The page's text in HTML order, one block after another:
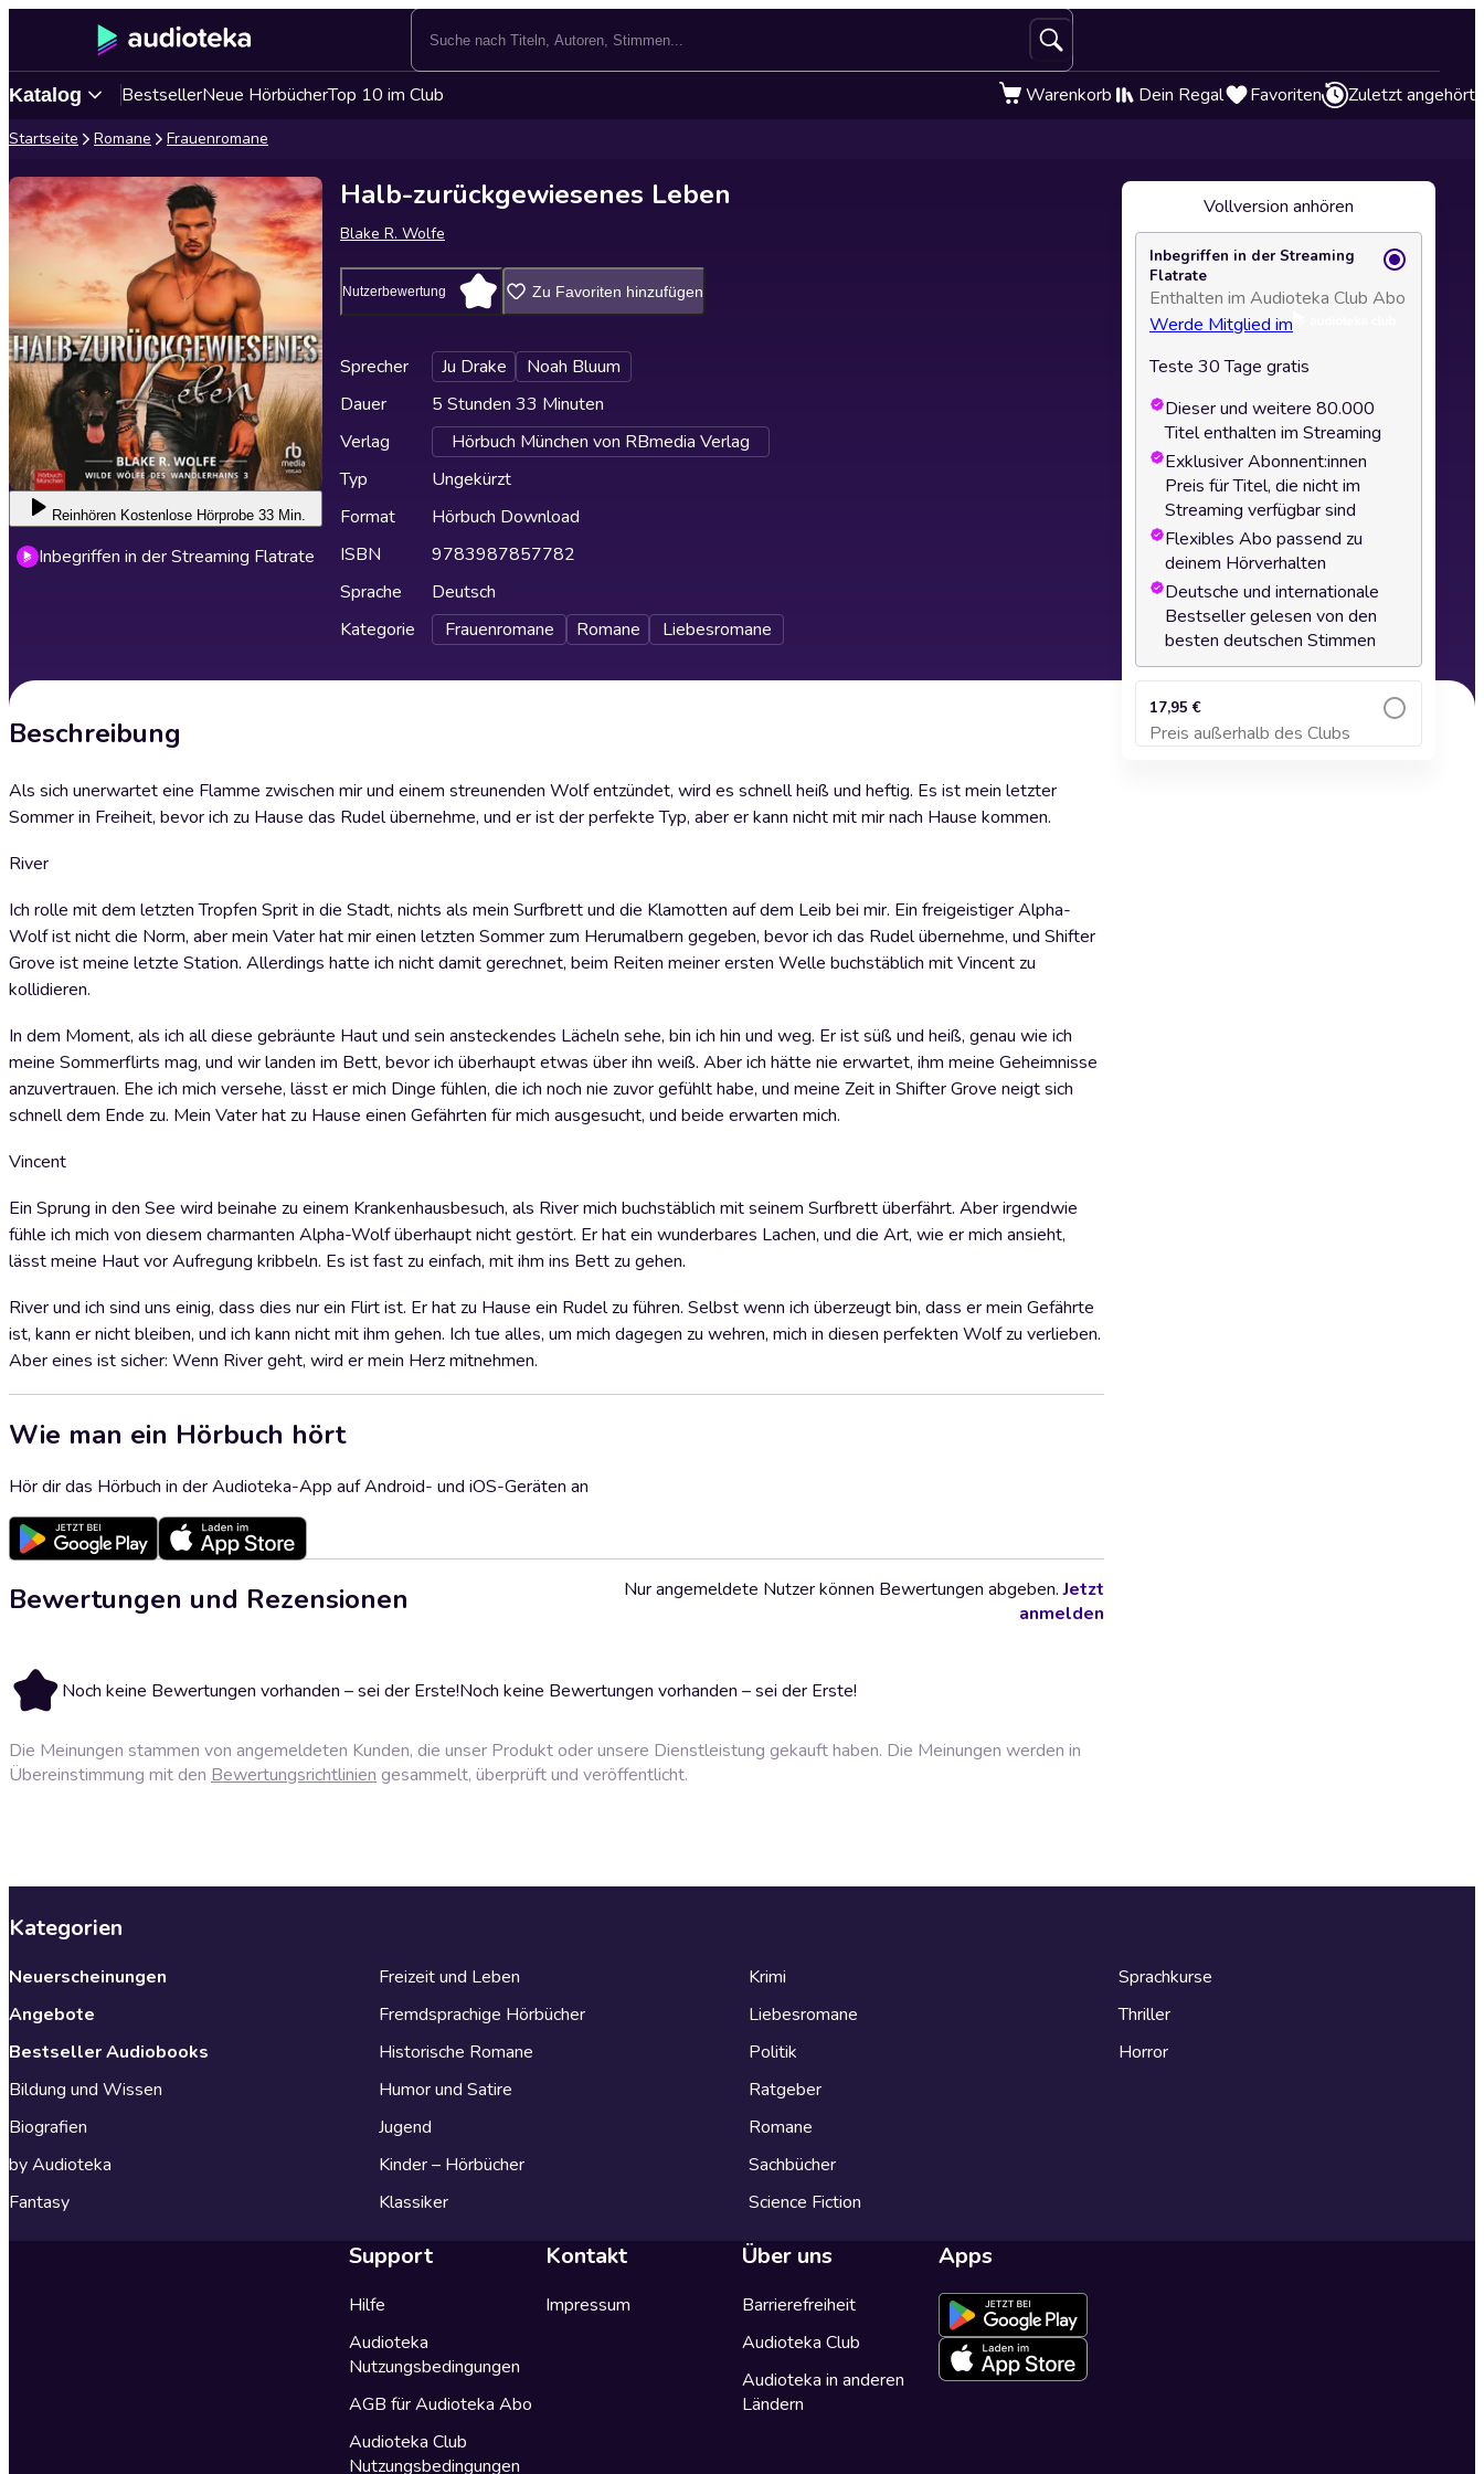
Katalog BestsellerNeue HörbücherTop 10 im Club Warenkorb Dein Regal Favoriten Zuletzt angehört
Startseite Romane Frauenromane
Reinhören Kostenlose Hörprobe 33 Min.
Inbegriffen in der Streaming Flatrate
Halb-zurückgewiesenes Leben
Blake R. Wolfe
Nutzerbewertung Zu Favoriten hinzufügen
Sprecher Ju Drake
Noah Bluum
Dauer
5 Stunden 33 Minuten
Verlag
Hörbuch München von RBmedia Verlag
Typ
Ungekürzt
Format
Hörbuch Download
ISBN
9783987857782
Sprache
Deutsch
Kategorie
Frauenromane Romane Liebesromane
Beschreibung
Als sich unerwartet eine Flamme zwischen mir und einem streunenden Wolf entzündet, wird es schnell heiß und heftig. Es ist mein letzter
Sommer in Freiheit, bevor ich zu Hause das Rudel übernehme, und er ist der perfekte Typ, aber er kann nicht mit mir nach Hause kommen.
River
Ich rolle mit dem letzten Tropfen Sprit in die Stadt, nichts als mein Surfbrett und die Klamotten auf dem Leib bei mir. Ein freigeistiger Alpha-
Wolf ist nicht die Norm, aber mein Vater hat mir einen letzten Sommer zum Herumalbern gegeben, bevor ich das Rudel übernehme, und Shifter
Grove ist meine letzte Station. Allerdings hatte ich nicht damit gerechnet, beim Reiten meiner ersten Welle buchstäblich mit Vincent zu
kollidieren.
In dem Moment, als ich all diese gebräunte Haut und sein ansteckendes Lächeln sehe, bin ich hin und weg. Er ist süß und heiß, genau wie ich
meine Sommerflirts mag, und wir landen im Bett, bevor ich überhaupt etwas über ihn weiß. Aber ich hätte nie erwartet, ihm meine Geheimnisse
anzuvertrauen. Ehe ich mich versehe, lässt er mich Dinge fühlen, die ich noch nie zuvor gefühlt habe, und meine Zeit in Shifter Grove neigt sich
schnell dem Ende zu. Mein Vater hat zu Hause einen Gefährten für mich ausgesucht, und beide erwarten mich.
Vincent
Ein Sprung in den See wird beinahe zu einem Krankenhausbesuch, als River mich buchstäblich mit seinem Surfbrett überfährt. Aber irgendwie
fühle ich mich von diesem charmanten Alpha-Wolf überhaupt nicht gestört. Er hat ein wunderbares Lachen, und die Art, wie er mich ansieht,
lässt meine Haut vor Aufregung kribbeln. Es ist fast zu einfach, mit ihm ins Bett zu gehen.
River und ich sind uns einig, dass dies nur ein Flirt ist. Er hat zu Hause ein Rudel zu führen. Selbst wenn ich überzeugt bin, dass er mein Gefährte
ist, kann er nicht bleiben, und ich kann nicht mit ihm gehen. Ich tue alles, um mich dagegen zu wehren, mich in diesen perfekten Wolf zu verlieben.
Aber eines ist sicher: Wenn River geht, wird er mein Herz mitnehmen.
Wie man ein Hörbuch hört
Hör dir das Hörbuch in der Audioteka-App auf Android- und iOS-Geräten an
Bewertungen und Rezensionen
Noch keine Bewertungen vorhanden – sei der Erste!Noch keine Bewertungen vorhanden – sei der Erste!
Nur angemeldete Nutzer können Bewertungen abgeben.Jetzt
anmelden
Die Meinungen stammen von angemeldeten Kunden, die unser Produkt oder unsere Dienstleistung gekauft haben. Die Meinungen werden in
Übereinstimmung mit den Bewertungsrichtlinien gesammelt, überprüft und veröffentlicht.
Vollversion anhören
Inbegriffen in der Streaming
Flatrate
Enthalten im Audioteka Club Abo
Werde Mitglied im
Teste 30 Tage gratis
Dieser und weitere 80.000
Titel enthalten im Streaming
Exklusiver Abonnent:innen
Preis für Titel, die nicht im
Streaming verfügbar sind
Flexibles Abo passend zu
deinem Hörverhalten
Deutsche und internationale
Bestseller gelesen von den
besten deutschen Stimmen
17,95 €
Preis außerhalb des Clubs
Zum Warenkorb hinzufügen
Kategorien
Neuerscheinungen
Angebote
Bestseller Audiobooks
Bildung und Wissen
Biografien
by Audioteka
Fantasy
Freizeit und Leben
Fremdsprachige Hörbücher
Historische Romane
Humor und Satire
Jugend
Kinder – Hörbücher
Klassiker
Krimi
Liebesromane
Politik
Ratgeber
Romane
Sachbücher
Science Fiction
Sprachkurse
Thriller
Horror
Support
Hilfe
Audioteka
Nutzungsbedingungen
AGB für Audioteka Abo
Audioteka Club
Nutzungsbedingungen
Kontakt
Impressum
Über uns
Barrierefreiheit
Audioteka Club
Audioteka in anderen
Ländern
Apps